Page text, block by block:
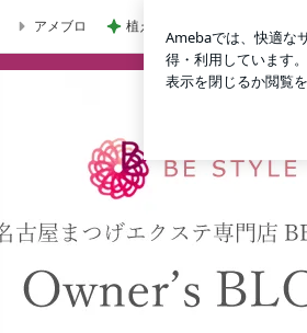
・・ボディジュエリー商材販売・
アメブロ 植え替えが成功して喜ぶ平和な